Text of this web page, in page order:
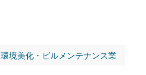
環境美化・ビルメンテナンス業